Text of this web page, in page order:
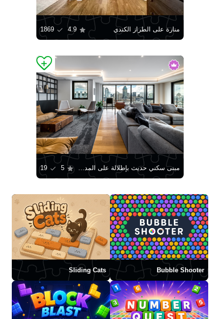
منارة على الطراز الكندي 4.9
1869
مبنى سكني حديث بإطلالة على المدينة 5
19
Bubble Shooter
Sliding Cats